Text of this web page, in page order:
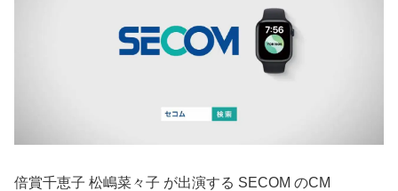
倍賞千恵子 松嶋菜々子 が出演する SECOM のCM